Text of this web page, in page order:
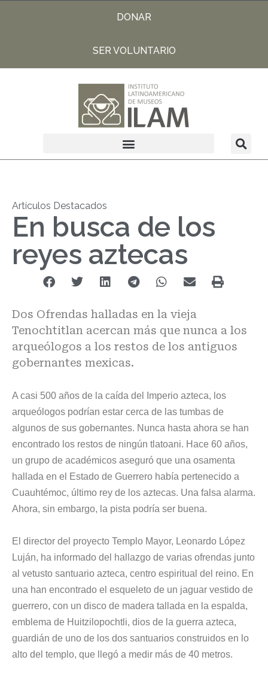
DONAR
SER VOLUNTARIO
Artículos Destacados
En busca de los
reyes aztecas
Dos Ofrendas halladas en la vieja
Tenochtitlan acercan más que nunca a los
arqueólogos a los restos de los antiguos
gobernantes mexicas.
A casi 500 años de la caída del Imperio azteca, los
arqueólogos podrían estar cerca de las tumbas de
algunos de sus gobernantes. Nunca hasta ahora se han
encontrado los restos de ningún tlatoani. Hace 60 años,
un grupo de académicos aseguró que una osamenta
hallada en el Estado de Guerrero había pertenecido a
Cuauhtémoc, último rey de los aztecas. Una falsa alarma.
Ahora, sin embargo, la pista podría ser buena.
El director del proyecto Templo Mayor, Leonardo López
Luján, ha informado del hallazgo de varias ofrendas junto
al vetusto santuario azteca, centro espiritual del reino. En
una han encontrado el esqueleto de un jaguar vestido de
guerrero, con un disco de madera tallada en la espalda,
emblema de Huitzilopochtli, dios de la guerra azteca,
guardián de uno de los dos santuarios construidos en lo
alto del templo, que llegó a medir más de 40 metros.